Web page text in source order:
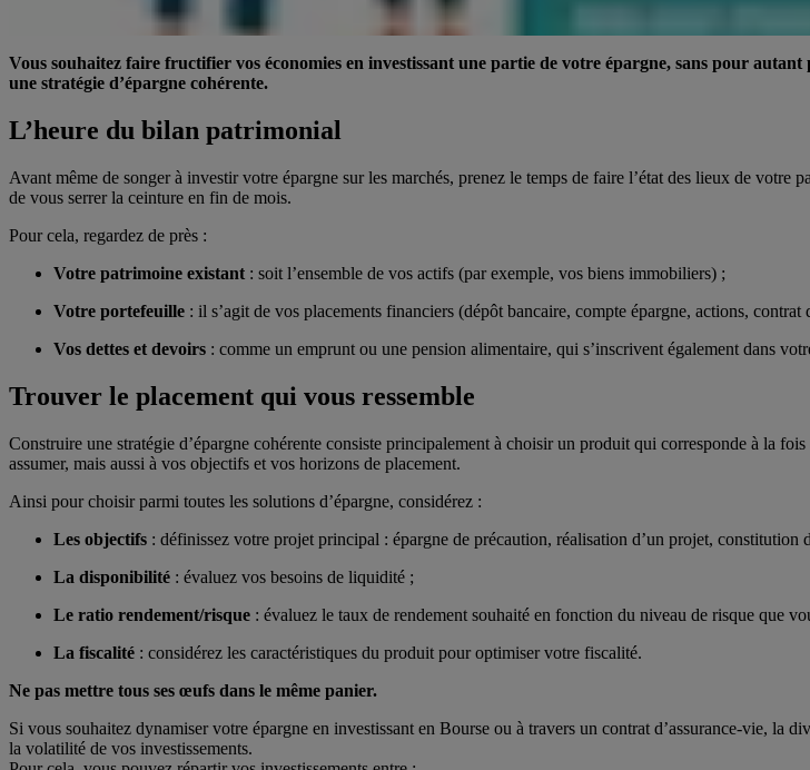
Vous souhaitez faire fructifier vos économies en investissant une partie de votre épargne, sans pour
une stratégie d’épargne cohérente.
L’heure du bilan patrimonial
Avant même de songer à investir votre épargne sur les marchés, prenez le temps de faire l’état des lieux de
de vous serrer la ceinture en fin de mois.
Pour cela, regardez de près :
Votre patrimoine existant : soit l’ensemble de vos actifs (par exemple, vos biens immobiliers) ;
Votre portefeuille : il s’agit de vos placements financiers (dépôt bancaire, compte épargne, actions, contrat
Vos dettes et devoirs : comme un emprunt ou une pension alimentaire, qui s’inscrivent également dans
Trouver le placement qui vous ressemble
Construire une stratégie d’épargne cohérente consiste principalement à choisir un produit qui corresponde à la
assumer, mais aussi à vos objectifs et vos horizons de placement.
Ainsi pour choisir parmi toutes les solutions d’épargne, considérez :
Les objectifs : définissez votre projet principal : épargne de précaution, réalisation d’un projet, constitution
La disponibilité : évaluez vos besoins de liquidité ;
Le ratio rendement/risque : évaluez le taux de rendement souhaité en fonction du niveau de risque que
La fiscalité : considérez les caractéristiques du produit pour optimiser votre fiscalité.
Ne pas mettre tous ses œufs dans le même panier.
Si vous souhaitez dynamiser votre épargne en investissant en Bourse ou à travers un contrat d’assurance-vie, la
la volatilité de vos investissements.